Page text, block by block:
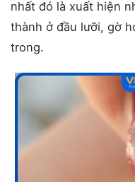
nhất đó là xuất hiện
thành ở đầu lưỡi, gờ
trong.